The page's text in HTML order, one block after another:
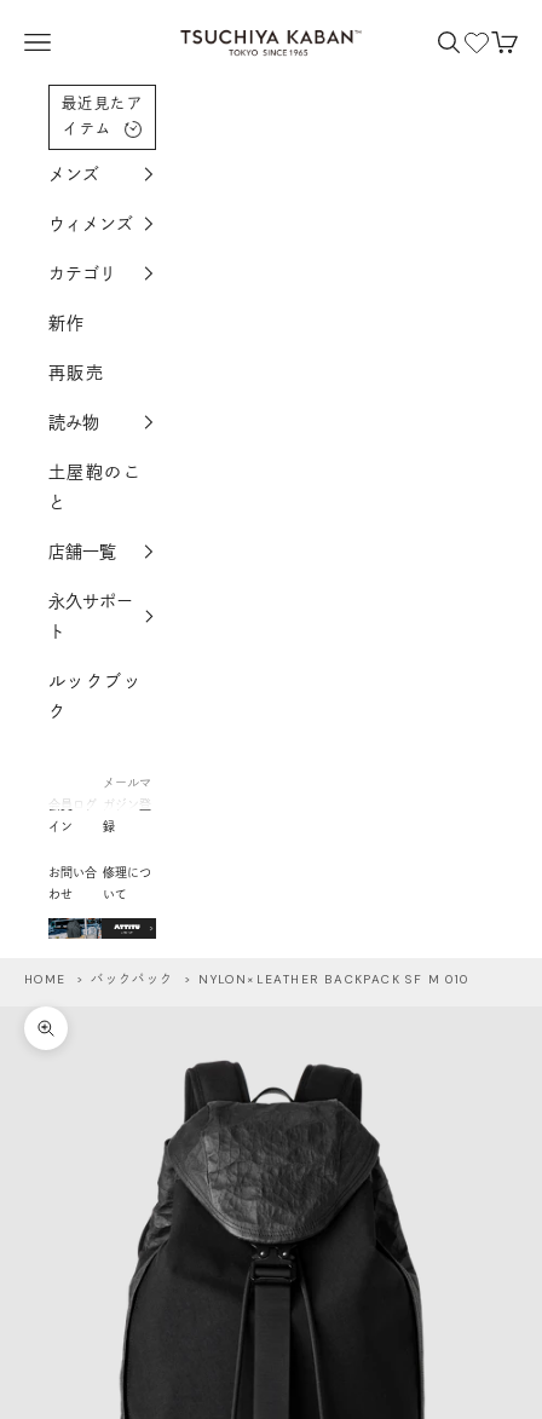
土屋鞄製造所
メニューを開く 検索を開く
カー
最近見たア
イテム
メンズ
ウィメンズ
カテゴリ
新作
再販売
読み物
土屋鞄のこ
と
店舗一覧
永久サポー
ト
ルックブッ
ク
会員ログ
イン
メールマ
ガジン登
録
お問い合
わせ
修理につ
いて
HOME >バックパック > NYLON×LEATHER BACKPACK SF M 010
ズームイン